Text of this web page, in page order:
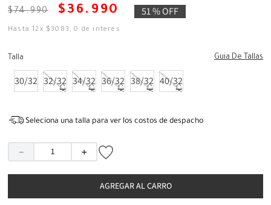
$74.990 $ 36 . 990 51 %OFF
Hasta12 x $ 3083 ,0 de interés
Talla Guia De Tallas
30/32 32/32 34/32 36/32 38/32 40/32
Seleciona una talla para ver los costos de despacho
＋
－
AGREGAR AL CARRO